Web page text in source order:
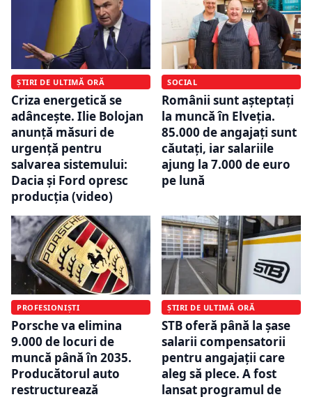
ȘTIRI DE ULTIMĂ ORĂ
Criza energetică se
adâncește. Ilie Bolojan
anunță măsuri de
urgență pentru
salvarea sistemului:
Dacia și Ford opresc
producția (video)
SOCIAL
Românii sunt așteptați
la muncă în Elveția.
85.000 de angajați sunt
căutați, iar salariile
ajung la 7.000 de euro
pe lună
PROFESIONIȘTI
Porsche va elimina
9.000 de locuri de
muncă până în 2035.
Producătorul auto
restructurează
ȘTIRI DE ULTIMĂ ORĂ
STB oferă până la șase
salarii compensatorii
pentru angajații care
aleg să plece. A fost
lansat programul de